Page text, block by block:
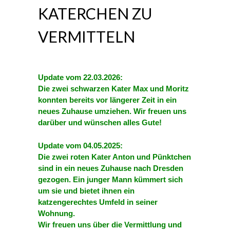
KATERCHEN ZU
VERMITTELN
Update vom 22.03.2026:
Die zwei schwarzen Kater Max und Moritz
konnten bereits vor längerer Zeit in ein
neues Zuhause umziehen. Wir freuen uns
darüber und wünschen alles Gute!
Update vom 04.05.2025:
Die zwei roten Kater Anton und Pünktchen
sind in ein neues Zuhause nach Dresden
gezogen. Ein junger Mann kümmert sich
um sie und bietet ihnen ein
katzengerechtes Umfeld in seiner
Wohnung.
Wir freuen uns über die Vermittlung und